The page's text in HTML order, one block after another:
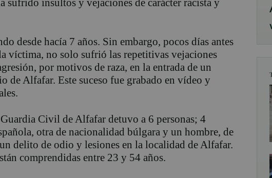
sufrido insultos y vejaciones de carácter racista y
desde hacía 7 años. Sin embargo, pocos días antes
víctima, no solo sufrió las repetitivas vejaciones
por motivos de raza, en la entrada de un
de Alfafar. Este suceso fue grabado en vídeo y
Civil de Alfafar detuvo a 6 personas; 4
otra de nacionalidad búlgara y un hombre, de
delito de odio y lesiones en la localidad de Alfafar.
comprendidas entre 23 y 54 años.